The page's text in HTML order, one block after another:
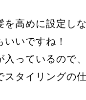
を高めに設定し
いですね！
入っているので
スタイリングの